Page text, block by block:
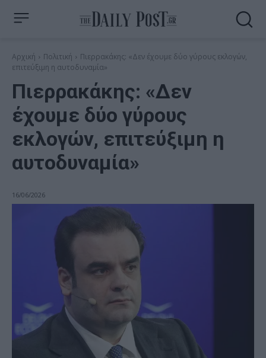
Αρχική Πολιτική
Πιερρακάκης: «Δεν έχουμε δύο γύρους εκλογών,
επιτεύξιμη η αυτοδυναμία»
Πιερρακάκης: «Δεν
έχουμε δύο γύρους
εκλογών, επιτεύξιμη η
αυτοδυναμία»
16/06/2026